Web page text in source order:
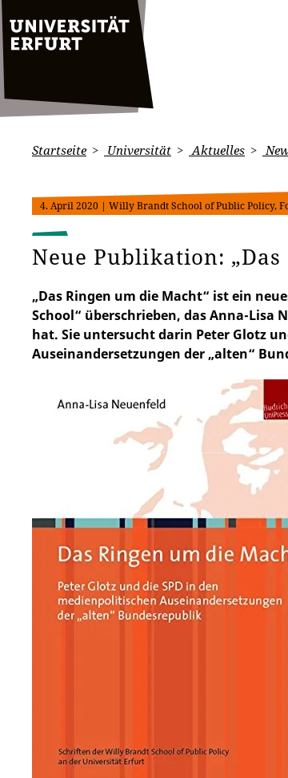
Startseite Universität Aktuelles
4. April 2020 | Willy Brandt School of Public Policy,
Neue Publikation:
„Das Ringen um die Macht“ ist ein
School“ überschrieben, das Anna-
hat. Sie untersucht darin Peter Glotz
Auseinandersetzungen der „alten“